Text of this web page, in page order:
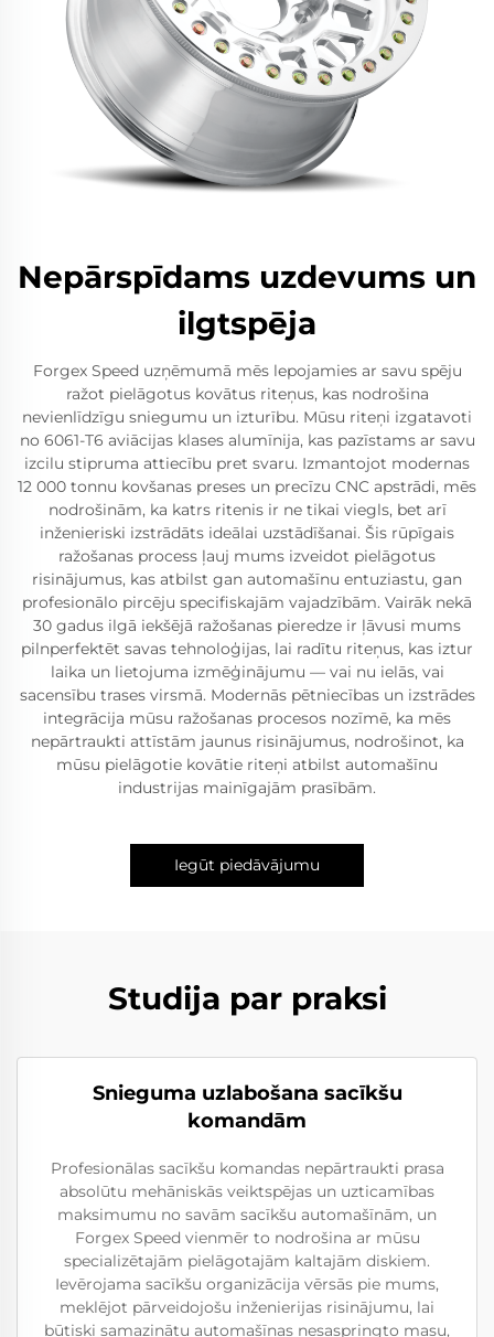
Nepārspīdams uzdevums un
ilgtspēja
Forgex Speed uzņēmumā mēs lepojamies ar savu spēju
ražot pielāgotus kovātus riteņus, kas nodrošina
nevienlīdzīgu sniegumu un izturību. Mūsu riteņi izgatavoti
no 6061-T6 aviācijas klases alumīnija, kas pazīstams ar savu
izcilu stipruma attiecību pret svaru. Izmantojot modernas
12 000 tonnu kovšanas preses un precīzu CNC apstrādi, mēs
nodrošinām, ka katrs ritenis ir ne tikai viegls, bet arī
inženieriski izstrādāts ideālai uzstādīšanai. Šis rūpīgais
ražošanas process ļauj mums izveidot pielāgotus
risinājumus, kas atbilst gan automašīnu entuziastu, gan
profesionālo pircēju specifiskajām vajadzībām. Vairāk nekā
30 gadus ilgā iekšējā ražošanas pieredze ir ļāvusi mums
pilnperfektēt savas tehnoloģijas, lai radītu riteņus, kas iztur
laika un lietojuma izmēģinājumu — vai nu ielās, vai
sacensību trases virsmā. Modernās pētniecības un izstrādes
integrācija mūsu ražošanas procesos nozīmē, ka mēs
nepārtraukti attīstām jaunus risinājumus, nodrošinot, ka
mūsu pielāgotie kovātie riteņi atbilst automašīnu
industrijas mainīgajām prasībām.
Iegūt piedāvājumu
Studija par praksi
Snieguma uzlabošana sacīkšu
komandām
Profesionālas sacīkšu komandas nepārtraukti prasa
absolūtu mehāniskās veiktspējas un uzticamības
maksimumu no savām sacīkšu automašīnām, un
Forgex Speed vienmēr to nodrošina ar mūsu
specializētajām pielāgotajām kaltajām diskiem.
Ievērojama sacīkšu organizācija vērsās pie mums,
meklējot pārveidojošu inženierijas risinājumu, lai
būtiski samazinātu automašīnas nesaspringto masu,